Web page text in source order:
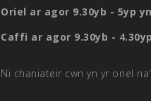
Oriel ar agor 9.30yb - 5yp
Caffi ar agor 9.30yb -
Ni chaniateir cwn yn yr oriel